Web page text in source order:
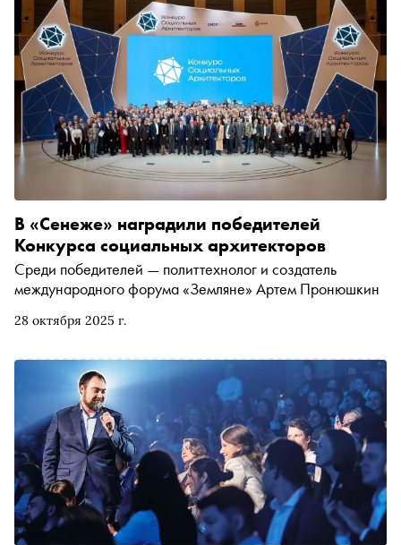
28 октября 2025 г.
В «Сенеже» наградили победителей
Конкурса социальных архитекторов
Среди победителей — политтехнолог и создатель
международного форума «Земляне» Артем Пронюшкин